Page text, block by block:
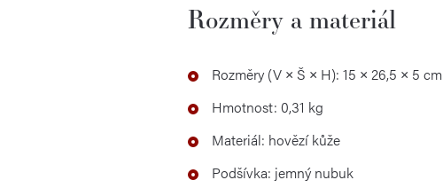
Rozměry a materiál
Rozměry (V × Š × H): 15 × 26,5 × 5 cm
Hmotnost: 0,31 kg
Materiál: hovězí kůže
Podšívka: jemný nubuk